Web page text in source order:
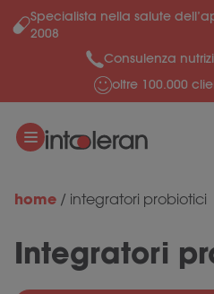
Salta al contenuto
Specialista nella salute
2008
Consulenza
oltre 100.000
home / integratori probiotici
Integratori